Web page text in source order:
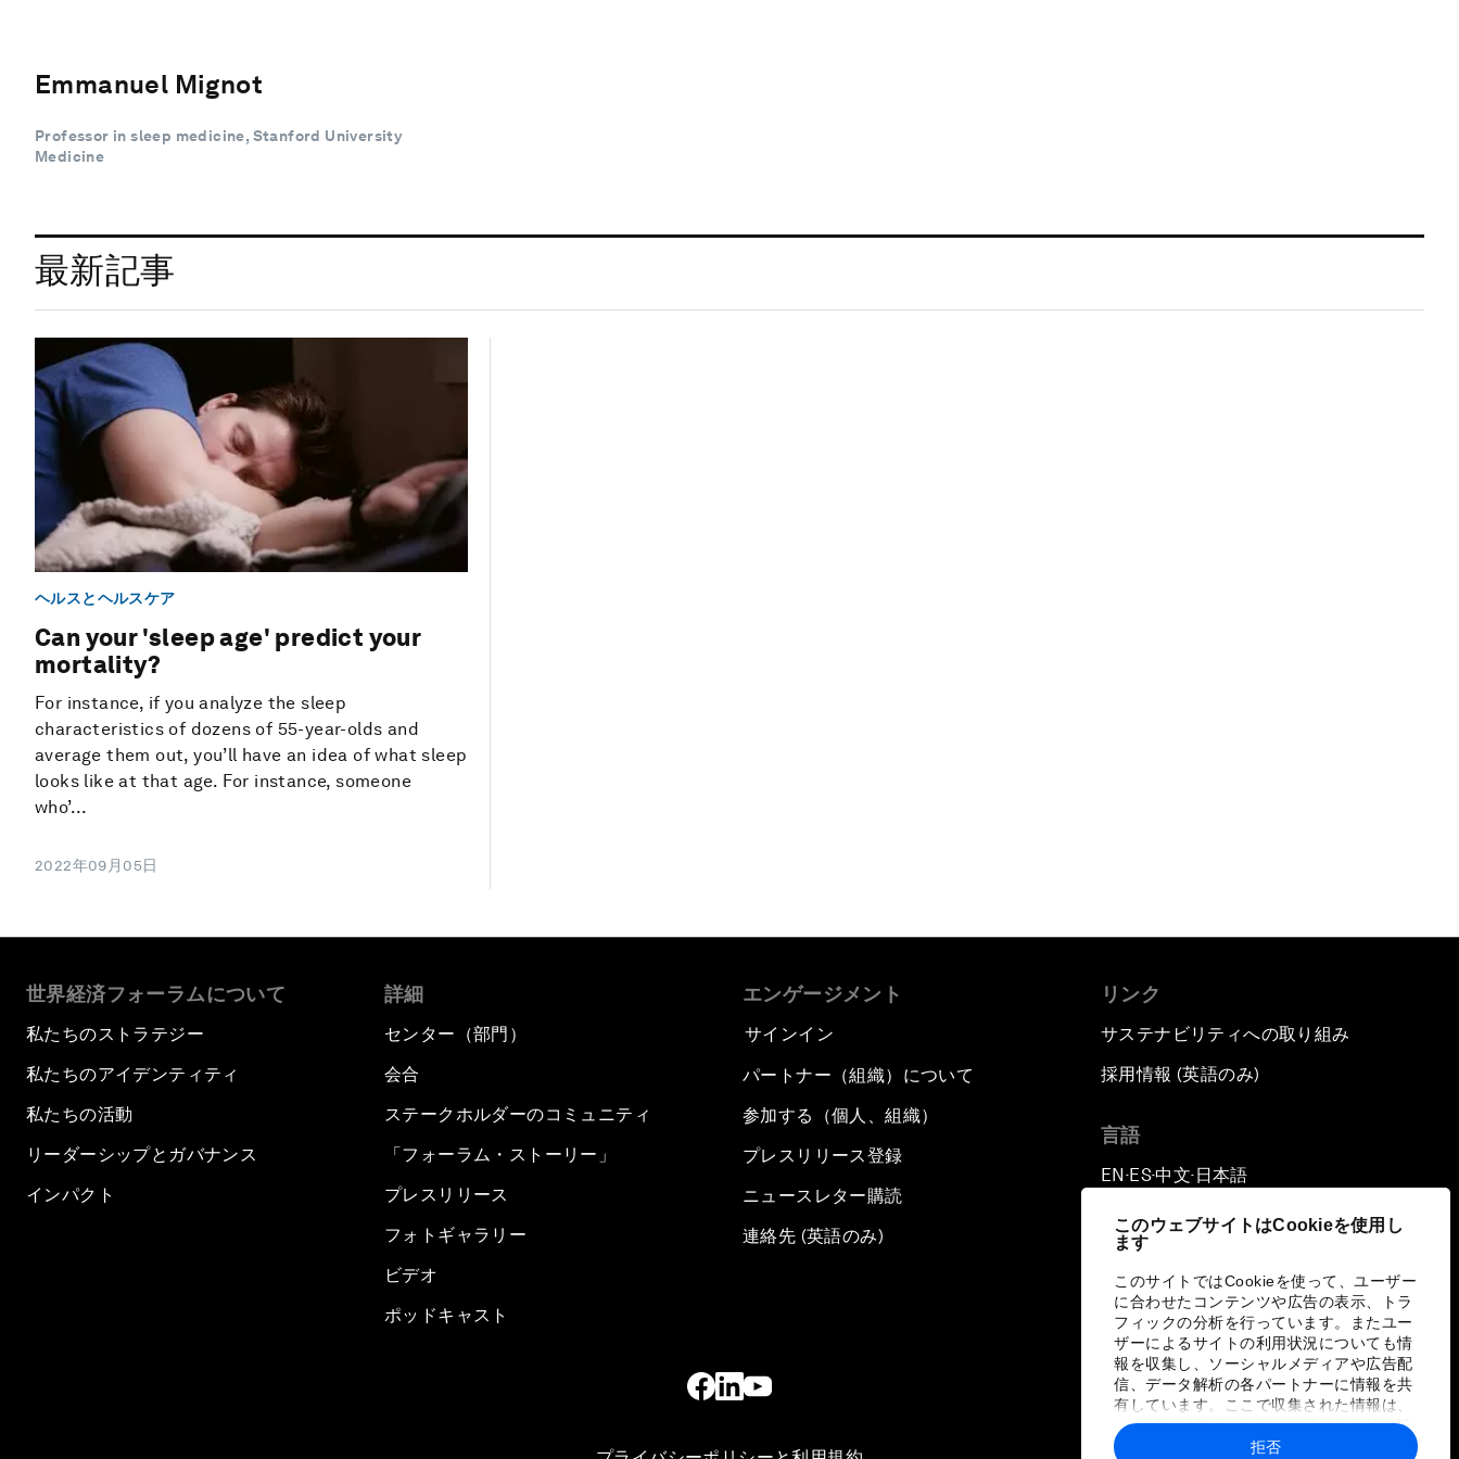
このウェブサイトはCookieを使用し
ます
このサイトではCookieを使って、ユーザー
に合わせたコンテンツや広告の表示、トラ
フィックの分析を行っています。またユー
ザーによるサイトの利用状況についても情
報を収集し、ソーシャルメディアや広告配
信、データ解析の各パートナーに情報を共
有しています。ここで収集された情報は、
ユーザーが各パートナーに提供した他の情
報や各パートナーのサービスを使用した際
拒否
Emmanuel Mignot
Professor in sleep medicine, Stanford University
Medicine
最新記事
ヘルスとヘルスケア
Can your 'sleep age' predict your
mortality?
For instance, if you analyze the sleep
characteristics of dozens of 55-year-olds and
average them out, you’ll have an idea of what sleep
looks like at that age. For instance, someone
who’...
2022年09月05日
世界経済フォーラムについて
私たちのストラテジー
私たちのアイデンティティ
私たちの活動
リーダーシップとガバナンス
インパクト
詳細
センター（部門）
会合
ステークホルダーのコミュニティ
「フォーラム・ストーリー」
プレスリリース
フォトギャラリー
ビデオ
ポッドキャスト
エンゲージメント
サインイン
パートナー（組織）について
参加する（個人、組織）
プレスリリース登録
ニュースレター購読
連絡先 (英語のみ)
リンク
サステナビリティへの取り組み
採用情報 (英語のみ)
言語
EN ▪ ES▪中文▪ 日本語